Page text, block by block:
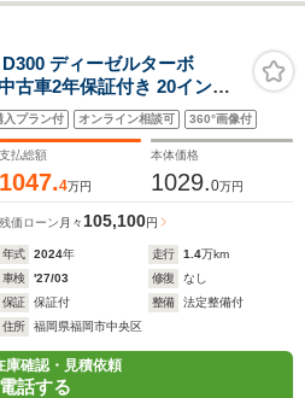
ディーゼルターボ
車2年保証付き 20イン
ション フロントシート
リングヒーター リアシー
スプレイ
入プラン付 オンライン相談可 360°画像付
支払総額
1047.4万円
本体価格
1029.0万円
残価ローン 月々 105,100円
年式 2024年 走行 1.4万km
車検
'27/03 修復
なし
保証
保証付 整備
法定整備付
住所
福岡県福岡市中央区
庫確認・見積依頼
電話する